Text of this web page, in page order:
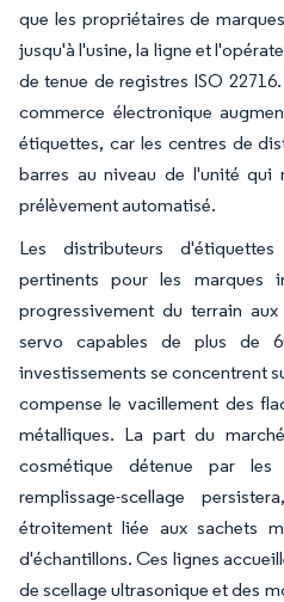
que les propriétaires de
jusqu'à l'usine, la ligne et
de tenue de registres ISO
commerce électronique
étiquettes, car les centres de
barres au niveau de l'unité qui
prélèvement automatisé.
Les distributeurs d'étiquettes
pertinents pour les marques
progressivement du terrain
servo capables de plus de
investissements se concentrent
compense le vacillement des
métalliques. La part du
cosmétique détenue par les
remplissage-scellage
étroitement liée aux sachets
d'échantillons. Ces lignes
de scellage ultrasonique et des